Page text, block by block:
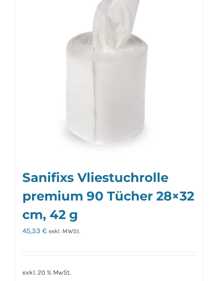
Sanifixs Vliestuchrolle
premium 90 Tücher 28×32
cm, 42 g
45,33 € exkl. MWSt.
exkl. 20 % MwSt.